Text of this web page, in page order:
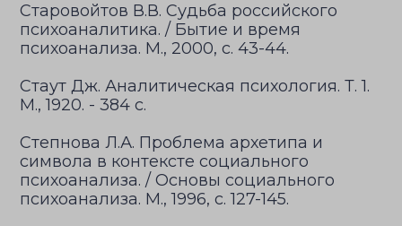
Старовойтов В.В. Судьба российского
психоаналитика. / Бытие и время
психоанализа. М., 2000, с. 43-44.
Стаут Дж. Аналитическая психология. Т. 1.
М., 1920. - 384 с.
Степнова Л.А. Проблема архетипа и
символа в контексте социального
психоанализа. / Основы социального
психоанализа. М., 1996, с. 127-145.